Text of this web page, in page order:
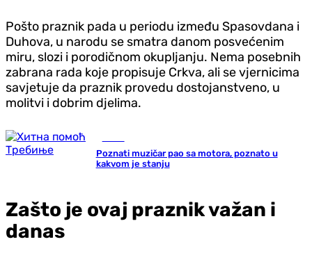
Pošto praznik pada u periodu između Spasovdana i
Duhova, u narodu se smatra danom posvećenim
miru, slozi i porodičnom okupljanju. Nema posebnih
zabrana rada koje propisuje Crkva, ali se vjernicima
savjetuje da praznik provedu dostojanstveno, u
molitvi i dobrim djelima.
Poznati muzičar pao sa motora, poznato u
kakvom je stanju
Zašto je ovaj praznik važan i
danas